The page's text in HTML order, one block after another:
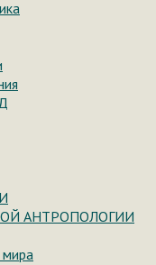
АНТРОПОЛОГИИ
мира